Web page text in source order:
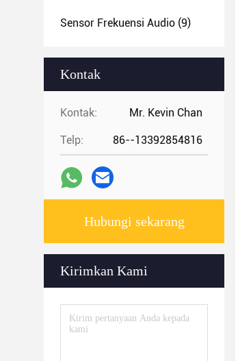
Sensor Frekuensi Audio (9)
Kontak
Kontak: Mr. Kevin Chan
Telp: 86--13392854816
Hubungi sekarang
Kirimkan Kami